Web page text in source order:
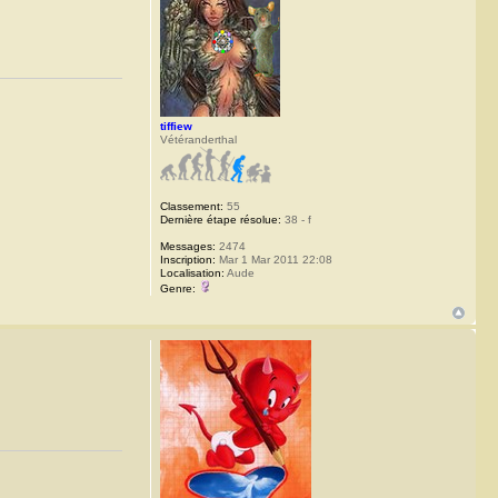
tiffiew
Vétéranderthal
Classement: 55
Dernière étape résolue: 38 - f
Messages: 2474
Inscription: Mar 1 Mar 2011 22:08
Localisation: Aude
Genre: